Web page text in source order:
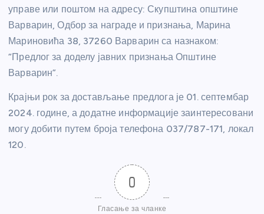
управе или поштом на адресу: Скупштина општине
Варварин, Одбор за награде и признања, Марина
Мариновића 38, 37260 Варварин са назнаком:
“Предлог за доделу јавних признања Општине
Варварин”.
Крајњи рок за достављање предлога је 01. септембар
2024. године, а додатне информације заинтересовани
могу добити путем броја телефона 037/787-171, локал
120.
0
Гласање за чланке